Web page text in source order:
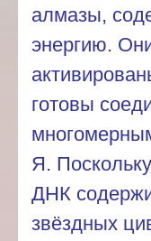
алмазы,
энергию.
готовы
Я.
ДНК
звёздных